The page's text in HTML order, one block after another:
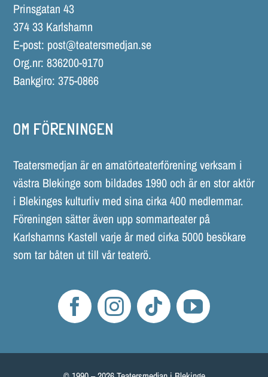
Prinsgatan 43
374 33 Karlshamn
E-post: post@teatersmedjan.se
Org.nr: 836200-9170
Bankgiro: 375-0866
OM FÖRENINGEN
Teatersmedjan är en amatörteaterförening verksam i
västra Blekinge som bildades 1990 och är en stor aktör
i Blekinges kulturliv med sina cirka 400 medlemmar.
Föreningen sätter även upp sommarteater på
Karlshamns Kastell varje år med cirka 5000 besökare
som tar båten ut till vår teaterö.